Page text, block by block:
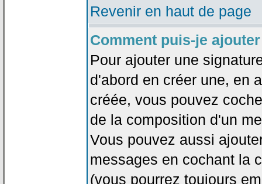
Revenir en haut de page
Comment puis-je
Pour ajouter une
d'abord en créer une, en
créée, vous pouvez
de la composition d'un
Vous pouvez aussi
messages en cochant la
(vous pourrez toujours